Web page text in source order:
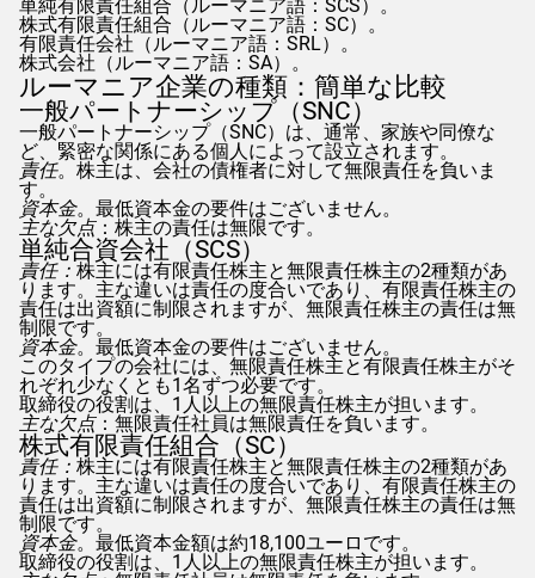
単純有限責任組合（ルーマニア語：SCS）。
株式有限責任組合（ルーマニア語：SC）。
有限責任会社（ルーマニア語：SRL）。
株式会社（ルーマニア語：SA）。
ルーマニア企業の種類：簡単な比較
一般パートナーシップ（SNC）
一般パートナーシップ（SNC）は、通常、家族や同僚な
ど、緊密な関係にある個人によって設立されます。
責任。株主は、会社の債権者に対して無限責任を負いま
す。
資本金。最低資本金の要件はございません。
主な欠点：株主の責任は無限です。
単純合資会社（SCS）
責任： 株主には有限責任株主と無限責任株主の2種類があ
ります。主な違いは責任の度合いであり、有限責任株主の
責任は出資額に制限されますが、無限責任株主の責任は無
制限です。
資本金。最低資本金の要件はございません。
このタイプの会社には、無限責任株主と有限責任株主がそ
れぞれ少なくとも1名ずつ必要です。
取締役の役割は、1人以上の無限責任株主が担います。
主な欠点：無限責任社員は無限責任を負います。
株式有限責任組合（SC）
責任： 株主には有限責任株主と無限責任株主の2種類があ
ります。主な違いは責任の度合いであり、有限責任株主の
責任は出資額に制限されますが、無限責任株主の責任は無
制限です。
資本金。最低資本金額は約18,100ユーロです。
取締役の役割は、1人以上の無限責任株主が担います。